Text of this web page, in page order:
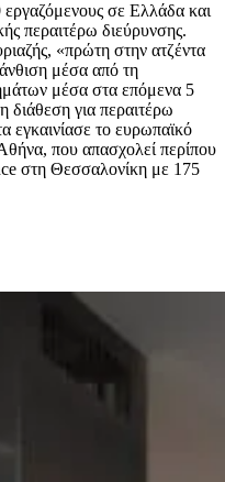
σε Ελλάδα και
περαιτέρω διεύρυνσης.
«πρώτη στην ατζέντα
άνθιση μέσα από τη
μέσα στα επόμενα 5
διάθεση για περαιτέρω
εγκαινίασε το ευρωπαϊκό
που απασχολεί περίπου
στη Θεσσαλονίκη με 175